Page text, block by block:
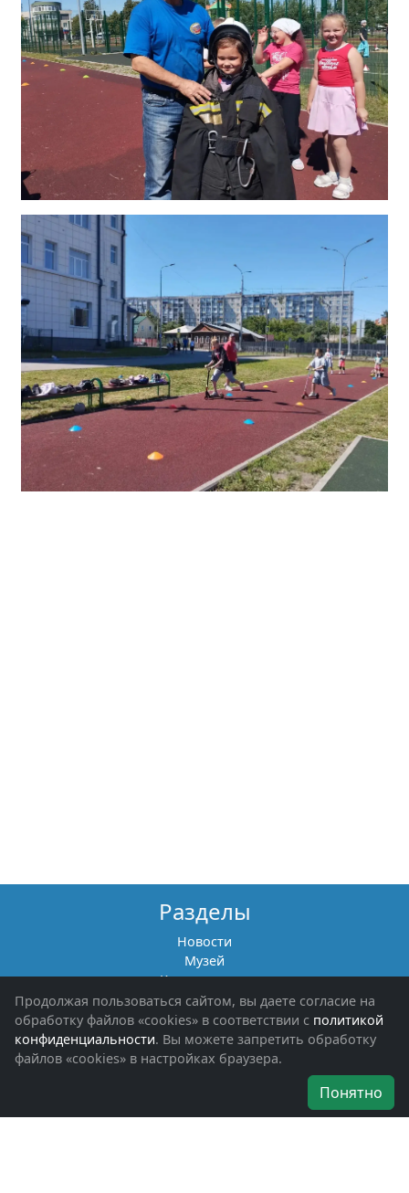
Разделы
Новости
Музей
Книги памяти
Фотоальбомы
Обращения граждан
Помощь участникам СВО и их семьям
Об организации
Наши награды
Продолжая пользоваться сайтом, вы даете согласие на
обработку файлов «cookies» в соответствии с политикой
конфиденциальности. Вы можете запретить обработку
файлов «cookies» в настройках браузера.
Понятно